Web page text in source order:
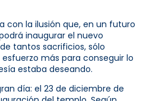
con la ilusión que, en un futuro
inaugurar el nuevo
tantos sacrificios, sólo
más para conseguir lo
estaba deseando.
día: el 23 de diciembre de